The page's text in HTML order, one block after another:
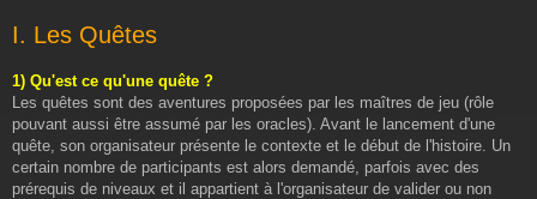
I. Les Quêtes
1) Qu'est ce qu'une quête ?
Les quêtes sont des aventures proposées par les maîtres de jeu (rôle
pouvant aussi être assumé par les oracles). Avant le lancement d'une
quête, son organisateur présente le contexte et le début de l'histoire. Un
certain nombre de participants est alors demandé, parfois avec des
prérequis de niveaux et il appartient à l'organisateur de valider ou non